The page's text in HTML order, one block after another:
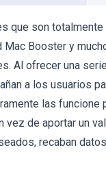
que son
Mac Booster y
Al ofrecer una
a los usuarios
las
vez de aportar un
recaban